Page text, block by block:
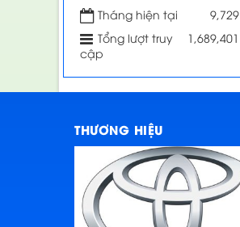
Tháng hiện tại
9,729
Tổng lượt truy
cập
1,689,401
THƯƠNG HIỆU